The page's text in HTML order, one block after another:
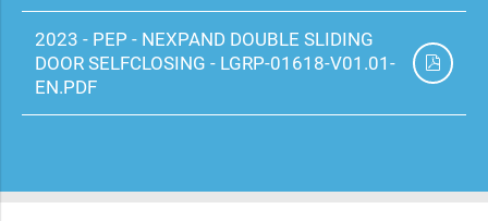
2023 - PEP - NEXPAND DOUBLE SLIDING
DOOR SELFCLOSING - LGRP-01618-V01.01-
EN.PDF